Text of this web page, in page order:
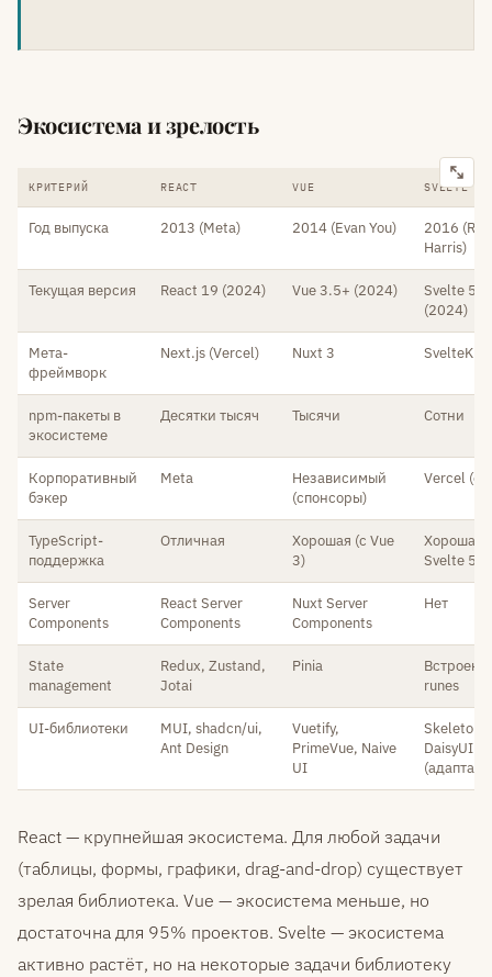
Экосистема и зрелость
КРИТЕРИЙ REACT VUE SVELTE
Год выпуска 2013 (Meta) 2014 (Evan You)
2016
Harris)
Текущая версия React 19 (2024) Vue 3.5+ (2024)
Svelte 5
(2024)
Мета-
фреймворк
Next.js (Vercel) Nuxt 3 SvelteKit
npm-пакеты в
экосистеме
Десятки тысяч Тысячи Сотни
Корпоративный
бэкер
Meta
Независимый
(спонсоры)
Vercel (с
TypeScript-
поддержка
Отличная
Хорошая (с Vue
3)
Хорошая
Svelte 5)
Server
Components
React Server
Components
Nuxt Server
Components
Нет
State
management
Redux, Zustand,
Jotai
Pinia
runes
UI-библиотеки
MUI, shadcn/ui,
Ant Design
Vuetify,
PrimeVue, Naive
UI
Skeleton,
DaisyUI
React — крупнейшая экосистема. Для любой задачи
(таблицы, формы, графики, drag-and-drop) существует
зрелая библиотека. Vue — экосистема меньше, но
достаточна для 95% проектов. Svelte — экосистема
активно растёт, но на некоторые задачи библиотеку